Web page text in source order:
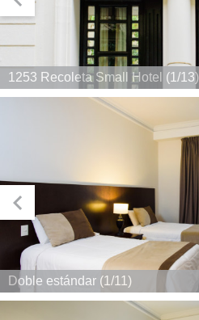
1253 Recoleta Small Hotel (1/13)
Doble estándar (1/11)